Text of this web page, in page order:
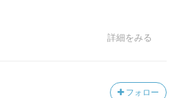
詳細をみる
フォロー